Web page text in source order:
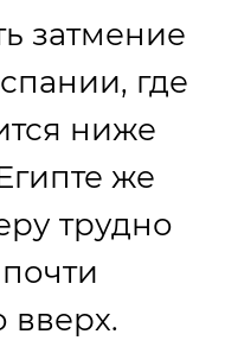
затмение
где
ниже
же
трудно
вверх.